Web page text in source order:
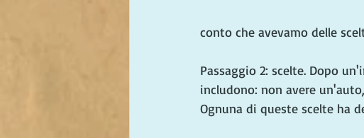
conto che avevamo delle
Passaggio 2: scelte. Dopo
includono: non avere
Ognuna di queste scelte ha